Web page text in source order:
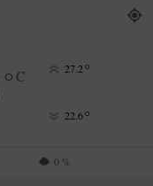
°C 27.2°
22.6°
0 %